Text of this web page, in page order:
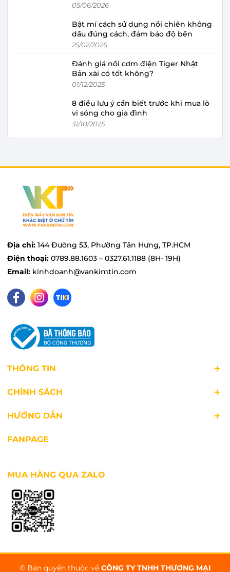
05/06/2026
Bật mí cách sử dụng nồi chiên không
dầu đúng cách, đảm bảo độ bền
25/02/2026
Đánh giá nồi cơm điện Tiger Nhật
Bản xài có tốt không?
01/12/2025
8 điều lưu ý cần biết trước khi mua lò
vi sóng cho gia đình
31/10/2025
Địa chỉ: 144 Đường 53, Phường Tân Hưng, TP.HCM
Điện thoại: 0789.88.1603 – 0327.61.1188 (8H- 19H)
Email: kinhdoanh@vankimtin.com
THÔNG TIN
CHÍNH SÁCH
HƯỚNG DẪN
FANPAGE
MUA HÀNG QUA ZALO
© Bản quyền thuộc về CÔNG TY TNHH THƯƠNG MẠI